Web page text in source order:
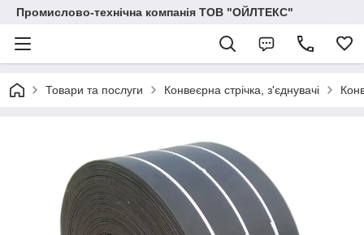
Промислово-технічна компанія ТОВ "ОЙЛТЕКС"
Товари та послуги Конвеєрна стрічка, з'єднувачі